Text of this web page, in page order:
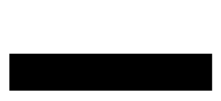
Reproductor